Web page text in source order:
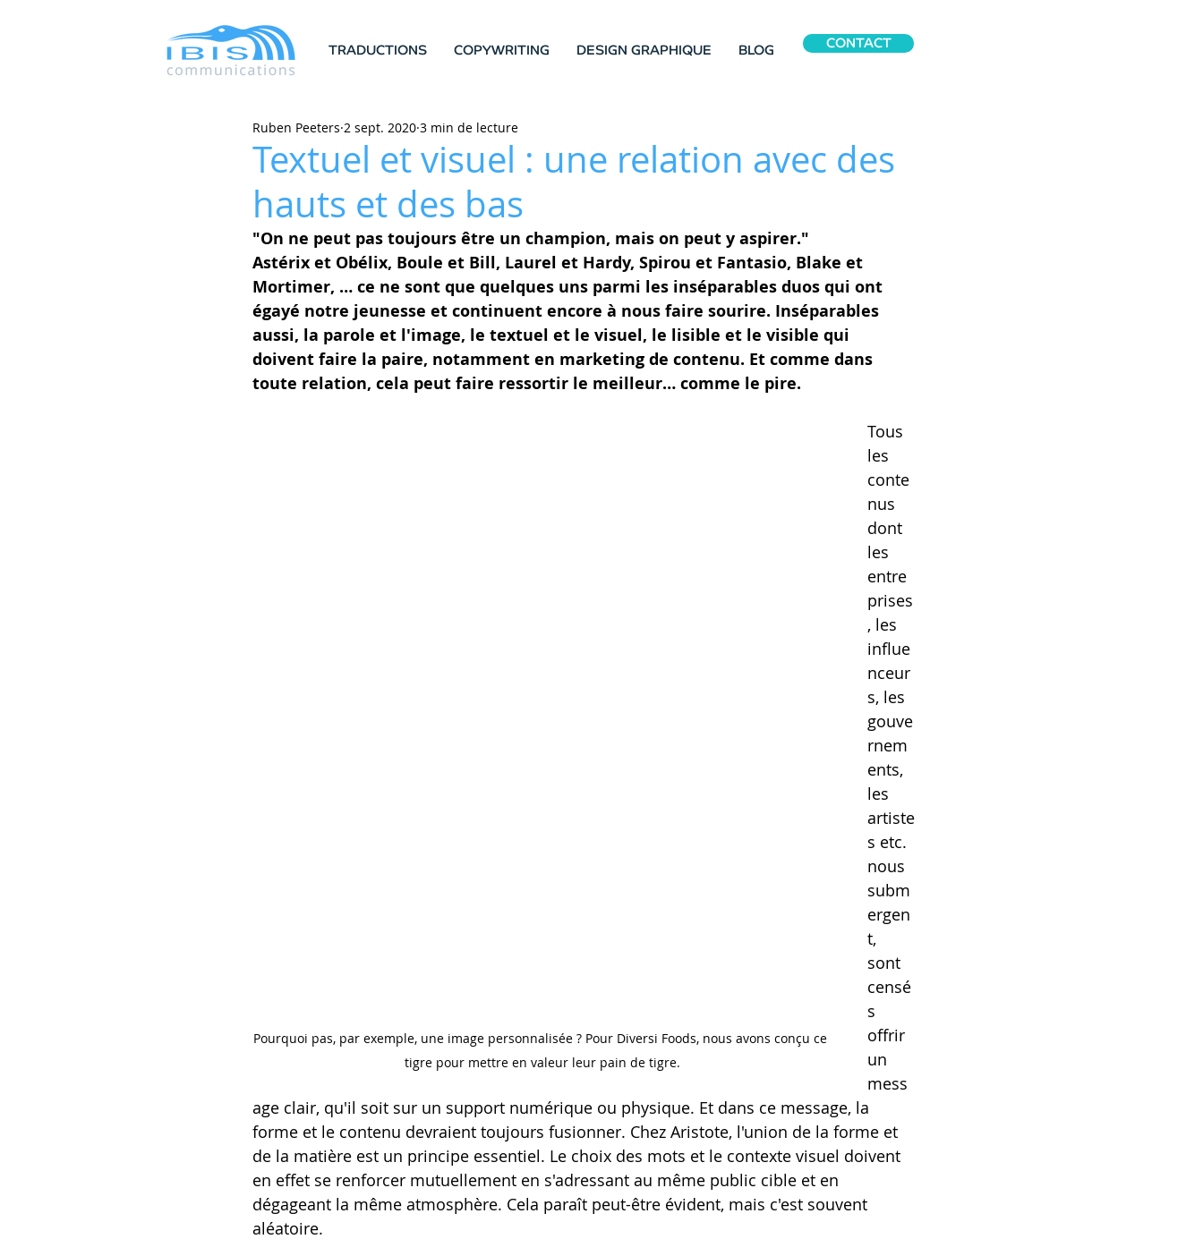
TRADUCTIONS COPYWRITING DESIGN GRAPHIQUE BLOG CONTACT
Textuel et visuel : une relation avec des
hauts et des bas
Ruben Peeters 2 sept. 2020 3 min de lecture
"On ne peut pas toujours être un champion, mais on peut y aspirer."
Astérix et Obélix, Boule et Bill, Laurel et Hardy, Spirou et Fantasio, Blake et
Mortimer, … ce ne sont que quelques uns parmi les inséparables duos qui ont
égayé notre jeunesse et continuent encore à nous faire sourire. Inséparables
aussi, la parole et l'image, le textuel et le visuel, le lisible et le visible qui
doivent faire la paire, notamment en marketing de contenu. Et comme dans
toute relation, cela peut faire ressortir le meilleur… comme le pire.
Pourquoi pas, par exemple, une image personnalisée ? Pour Diversi Foods, nous avons conçu ce
tigre pour mettre en valeur leur pain de tigre.
Tous
les
conte
nus
dont
les
entre
prises
, les
influe
nceur
s, les
gouve
rnem
ents,
les
artiste
s etc.
nous
subm
ergen
t,
sont
censé
s
offrir
un
mess
age clair, qu'il soit sur un support numérique ou physique. Et dans ce message, la
forme et le contenu devraient toujours fusionner. Chez Aristote, l'union de la forme et
de la matière est un principe essentiel. Le choix des mots et le contexte visuel doivent
en effet se renforcer mutuellement en s'adressant au même public cible et en
dégageant la même atmosphère. Cela paraît peut-être évident, mais c'est souvent
aléatoire.